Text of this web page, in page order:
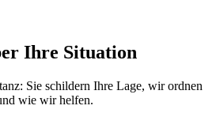
Ihre Situation
Sie schildern Ihre Lage, wir ordnen
wie wir helfen.